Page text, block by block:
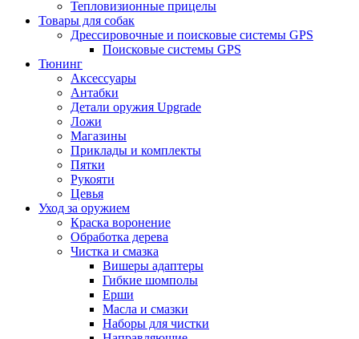
Тепловизионные прицелы
Товары для собак
Дрессировочные и поисковые системы GPS
Поисковые системы GPS
Тюнинг
Аксессуары
Антабки
Детали оружия Upgrade
Ложи
Магазины
Приклады и комплекты
Пятки
Рукояти
Цевья
Уход за оружием
Краска воронение
Обработка дерева
Чистка и смазка
Вишеры адаптеры
Гибкие шомполы
Ерши
Масла и смазки
Наборы для чистки